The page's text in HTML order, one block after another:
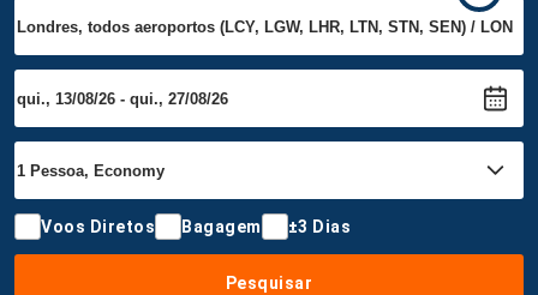
Voos Diretos Bagagem ±3 Dias
Pesquisar